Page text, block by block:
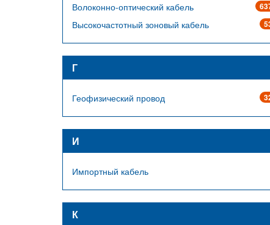
Волоконно-оптический кабель
Высокочастотный зоновый кабель
Г
Геофизический провод
И
Импортный кабель
К